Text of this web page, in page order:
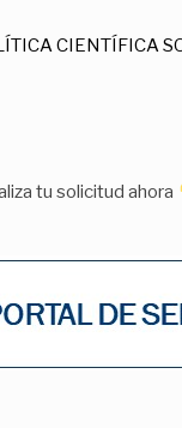
CIENTÍFICA
tu solicitud ahora